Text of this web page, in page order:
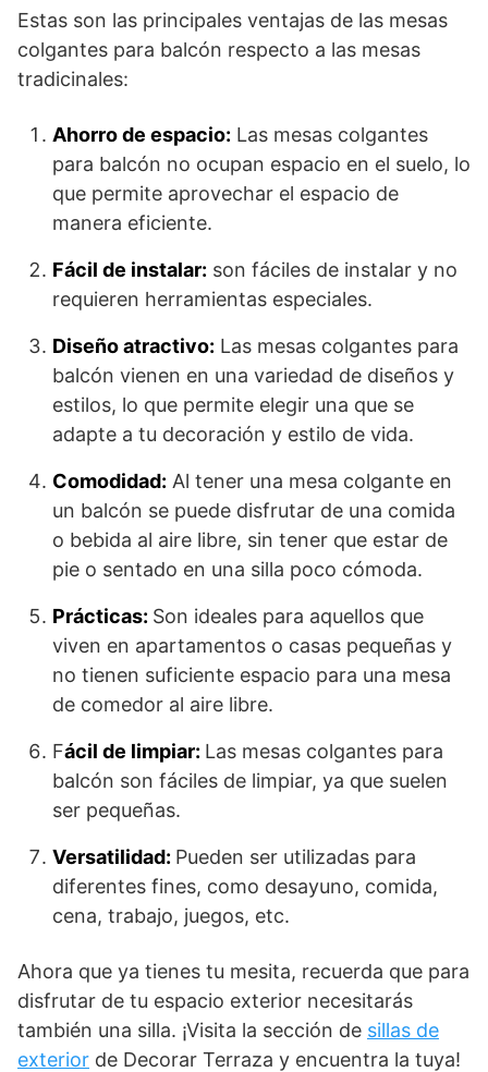
Estas son las principales ventajas de las mesas
colgantes para balcón respecto a las mesas
tradicinales:
Ahorro de espacio: Las mesas colgantes
para balcón no ocupan espacio en el suelo, lo
que permite aprovechar el espacio de
manera eficiente.
Fácil de instalar: son fáciles de instalar y no
requieren herramientas especiales.
Diseño atractivo: Las mesas colgantes para
balcón vienen en una variedad de diseños y
estilos, lo que permite elegir una que se
adapte a tu decoración y estilo de vida.
Comodidad: Al tener una mesa colgante en
un balcón se puede disfrutar de una comida
o bebida al aire libre, sin tener que estar de
pie o sentado en una silla poco cómoda.
Prácticas: Son ideales para aquellos que
viven en apartamentos o casas pequeñas y
no tienen suficiente espacio para una mesa
de comedor al aire libre.
Fácil de limpiar: Las mesas colgantes para
balcón son fáciles de limpiar, ya que suelen
ser pequeñas.
Versatilidad: Pueden ser utilizadas para
diferentes fines, como desayuno, comida,
cena, trabajo, juegos, etc.
Ahora que ya tienes tu mesita, recuerda que para
disfrutar de tu espacio exterior necesitarás
también una silla. ¡Visita la sección de sillas de
exterior de Decorar Terraza y encuentra la tuya!